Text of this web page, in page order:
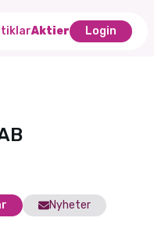
Aktier Login
Nyheter